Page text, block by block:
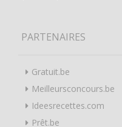
PARTENAIRES
Gratuit.be
Meilleursconcours.be
Ideesrecettes.com
Prêt.be